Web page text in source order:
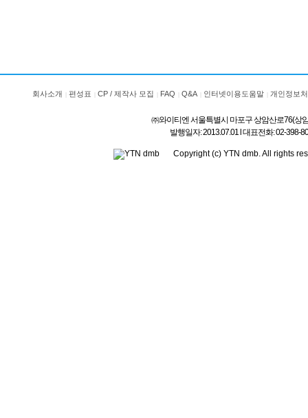
회사소개 편성표 CP / 제작사 모집 FAQ Q&A 인터넷이용도움말 개인정보
㈜와이티엔 서울특별시 마포구 상암산로76(상
발행일자: 2013.07.01 l 대표전화: 02-398-
Copyright (c) YTN dmb. All rights